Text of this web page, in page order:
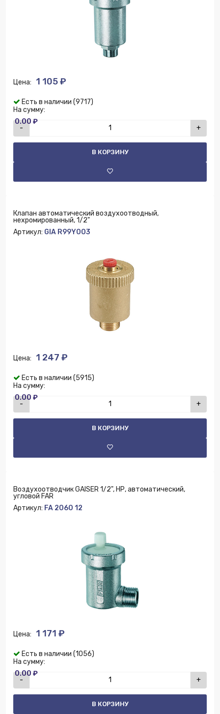
Цена: 1 105 ₽
Есть в наличии (9717)
На сумму:
0.00 ₽
- +
В КОРЗИНУ
Клапан автоматический воздухоотводный,
нехромированный, 1/2"
Артикул: GIA R99Y003
Цена: 1 247 ₽
Есть в наличии (5915)
На сумму:
0.00 ₽
- +
В КОРЗИНУ
Воздухоотводчик GAISER 1/2", НР, автоматический,
угловой FAR
Артикул: FA 2060 12
Цена: 1 171 ₽
Есть в наличии (1056)
На сумму:
0.00 ₽
- +
В КОРЗИНУ